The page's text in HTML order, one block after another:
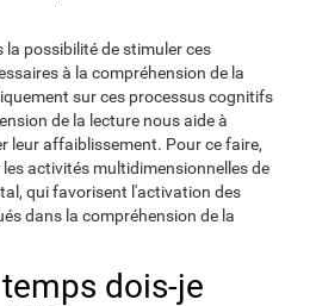
possibilité de stimuler ces
à la compréhension de la
sur ces processus cognitifs
de la lecture nous aide à
leur affaiblissement. Pour ce faire,
activités multidimensionnelles de
qui favorisent l'activation des
dans la compréhension de la
dois-je